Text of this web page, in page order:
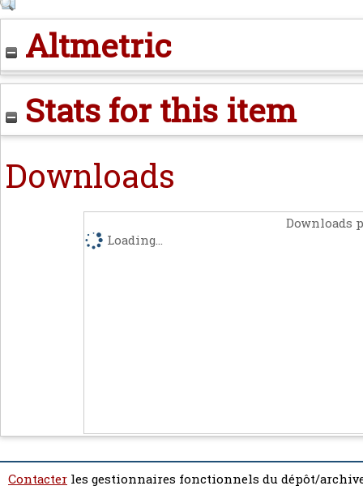
Altmetric
Stats for this item
Downloads
Downloads
Loading...
Contacter les gestionnaires fonctionnels du dépôt/